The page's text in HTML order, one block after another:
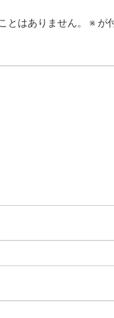
とはありません。 ※ が